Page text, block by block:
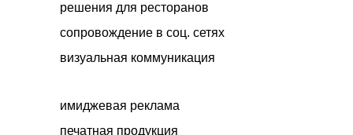
решения для ресторанов
сопровождение в соц. сетях
визуальная коммуникация
имиджевая реклама
печатная продукция